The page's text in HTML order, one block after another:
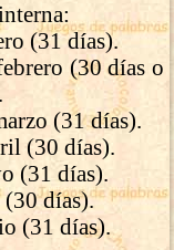
(31 días).
(30 días o
(31 días).
(30 días).
(31 días).
(30 días).
(31 días).